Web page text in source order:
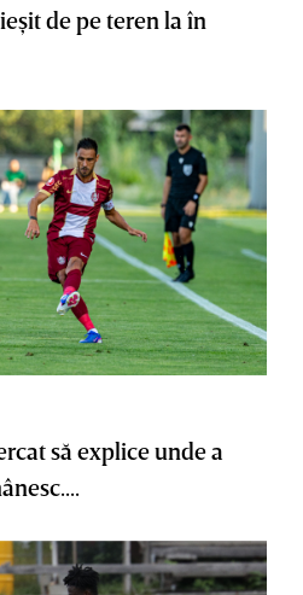
de pe teren la în
să explice unde a